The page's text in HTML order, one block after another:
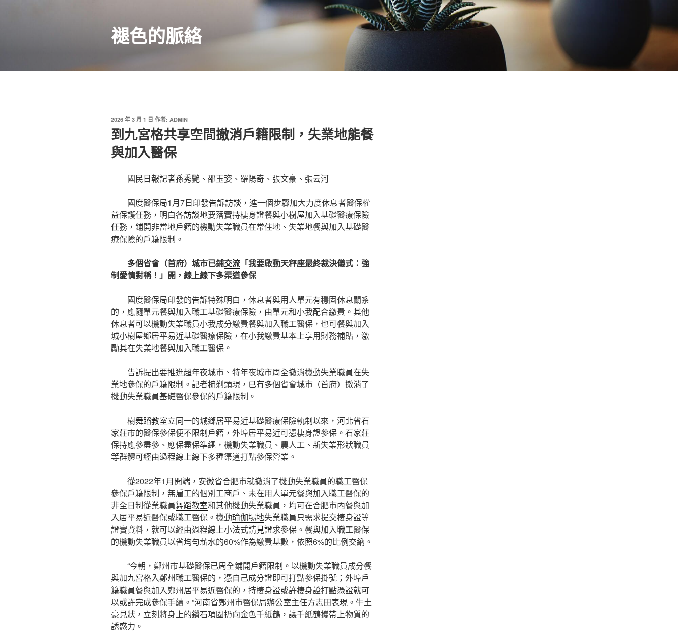
褪色的脈絡
發
佈
於
2026 年 3 月 1 日 作者: ADMIN
到九宮格共享空間撤消戶籍限制，失業地能餐
與加入醫保
國民日報記者孫秀艷、邵玉姿、羅陽奇、張文豪、張云河
國度醫保局1月7日印發告訴訪談 ，進一個步驟加大力度休息者醫保權
益保護任務，明白各訪談地要落實持棲身證餐與小樹屋加入基礎醫療保險
任務，鋪開非當地戶籍的機動失業職員在常住地、失業地餐與加入基礎醫
療保險的戶籍限制。
多個省會（首府）城市已鋪交流 「我要啟動天秤座最終裁決儀式：強
制愛情對稱！」開，線上線下多渠道參保
國度醫保局印發的告訴特殊明白，休息者與用人單元有穩固休息關系
的，應隨單元餐與加入職工基礎醫療保險，由單元和小我配合繳費。其他
休息者可以機動失業職員小我成分繳費餐與加入職工醫保，也可餐與加入
城小樹屋鄉居平易近基礎醫療保險，在小我繳費基本上享用財務補貼，激
勵其在失業地餐與加入職工醫保。
告訴提出要推進超年夜城市、特年夜城市周全撤消機動失業職員在失
業地參保的戶籍限制。記者梳剃頭現，已有多個省會城市（首府）撤消了
機動失業職員基礎醫保參保的戶籍限制。
樹舞蹈教室立同一的城鄉居平易近基礎醫療保險軌制以來，河北省石
家莊市的醫保參保便不限制戶籍，外埠居平易近可憑棲身證參保。石家莊
保持應參盡參、應保盡保準繩，機動失業職員、農人工、新失業形狀職員
等群體可經由過程線上線下多種渠道打點參保營業。
從2022年1月開端，安徽省合肥市就撤消了機動失業職員的職工醫保
參保戶籍限制，無雇工的個別工商戶、未在用人單元餐與加入職工醫保的
非全日制從業職員舞蹈教室和其他機動失業職員，均可在合肥市內餐與加
入居平易近醫保或職工醫保。機動瑜伽場地失業職員只需求提交棲身證等
證實資料，就可以經由過程線上小法式請見證求參保。餐與加入職工醫保
的機動失業職員以省均勻薪水的60%作為繳費基數，依照6%的比例交納。
“今朝，鄭州市基礎醫保已周全鋪開戶籍限制。以機動失業職員成分餐
與加九宮格入鄭州職工醫保的，憑自己成分證即可打點參保掛號；外埠戶
籍職員餐與加入鄭州居平易近醫保的，持棲身證或許棲身證打點憑證就可
以或許完成參保手續。”河南省鄭州市醫保局辦公室主任方志田表現。牛土
豪見狀，立刻將身上的鑽石項圈扔向金色千紙鶴，讓千紙鶴攜帶上物質的
誘惑力。